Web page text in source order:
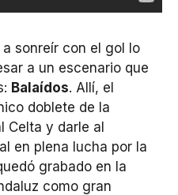
sonreír con el gol lo
a un escenario que
Balaídos. Allí, el
doblete de la
Celta y darle al
en plena lucha por la
grabado en la
como gran